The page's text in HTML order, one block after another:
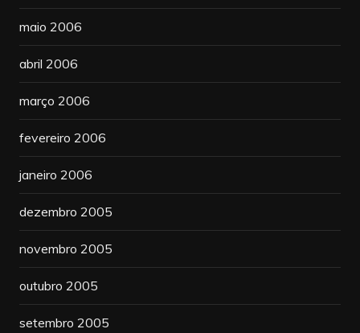
maio 2006
abril 2006
março 2006
fevereiro 2006
janeiro 2006
dezembro 2005
novembro 2005
outubro 2005
setembro 2005